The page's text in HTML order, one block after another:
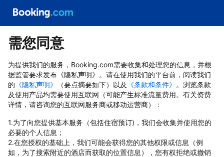
需您同意
为提供我们的服务，Booking.com需要收集和处理您的信息，并根
据监管要求发布《隐私声明》。请在使用我们的平台前，阅读我们
的 《隐私声明》 （要点摘要如下）以及 《条款和条件》 。浏览条款
及使用产品均需要使用互联网（可能产生标准流量费用。有关资费
详情，请咨询您的互联网服务商或移动运营商）：
1.为了向您提供基本服务（包括住宿预订)，我们会收集并使用您的
必要的个人信息；
2.在您授权的基础上，我们可能会获得您的其他权限或信息（例
如，为了搜索附近的酒店而获取的位置信息），您有权拒绝或撤销